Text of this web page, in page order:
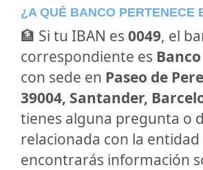
¿A QUÉ BANCO PERTENECE
🏦 Si tu IBAN es 0049, el
correspondiente es
con sede en Paseo de
39004, Santander,
tienes alguna pregunta o
relacionada con la entidad
encontrarás información